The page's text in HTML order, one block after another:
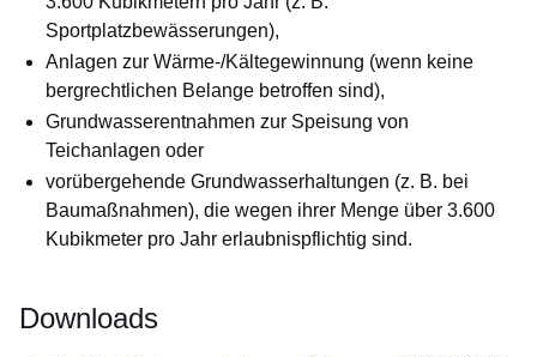
Sportplatzbewässerungen),
Anlagen zur Wärme-/Kältegewinnung (wenn keine
bergrechtlichen Belange betroffen sind),
Grundwasserentnahmen zur Speisung von
Teichanlagen oder
vorübergehende Grundwasserhaltungen (z. B. bei
Baumaßnahmen), die wegen ihrer Menge über 3.600
Kubikmeter pro Jahr erlaubnispflichtig sind.
Downloads